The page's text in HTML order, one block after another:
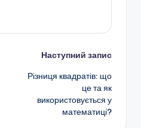
Наступний запис
Різниця квадратів: що
це та як
використовується у
математиці?